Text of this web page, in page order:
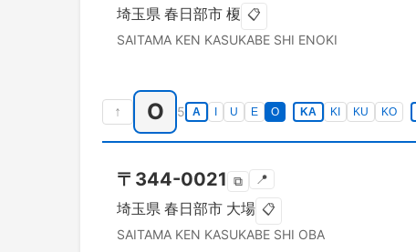
埼玉県 春日部市 榎 📋
SAITAMA KEN KASUKABE SHI ENOKI
↑ O 5 A U E O KA KI KU KO
〒 344-0021 ⧉ 📍
埼玉県 春日部市 大場 📋
SAITAMA KEN KASUKABE SHI OBA